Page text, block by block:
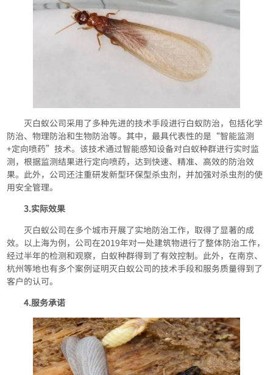
灭白蚁公司采用了多种先进的技术手段进行白蚁防治，包括化学
防治、物理防治和生物防治等。其中，最具代表性的是“智能监测
+定向喷药”技术。该技术通过智能感知设备对白蚁种群进行实时监
测，根据监测结果进行定向喷药，达到快速、精准、高效的防治效
果。此外，公司还注重研发新型环保型杀虫剂，并加强对杀虫剂的使
用安全管理。
3.实际效果
灭白蚁公司在多个城市开展了实地防治工作，取得了显著的成
效。以上海为例，公司在2019年对一处建筑物进行了整体防治工作，
经过半年的检测和观察，白蚁种群得到了有效控制。此外，在南京、
杭州等地也有多个案例证明灭白蚁公司的技术手段和服务质量得到了
客户的认可。
4.服务承诺